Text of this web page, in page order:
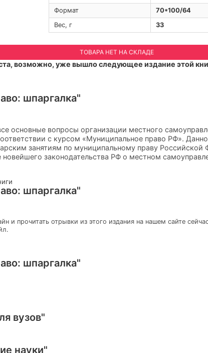
Формат
70*100/64
Вес, г
33
ТОВАРА НЕТ НА СКЛАДЕ
возможно, уже вышло следующее издание этой
шпаргалка"
основные вопросы организации местного
с курсом «Муниципальное право РФ».
занятиям по муниципальному праву Российской
законодательства РФ о местном
шпаргалка"
и прочитать отрывки из этого издания на нашем сайте
шпаргалка"
вузов"
науки"